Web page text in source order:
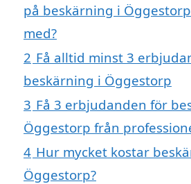
på beskärning i
med?
2 Få alltid minst 3
beskärning i Öggestorp
3 Få 3 erbjudanden för
Öggestorp från
4 Hur mycket kostar
Öggestorp?